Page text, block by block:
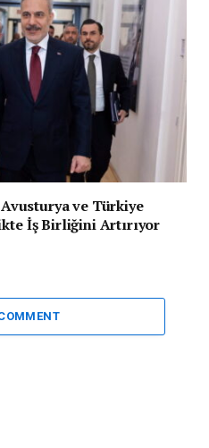
ve Türkiye
İş Birliğini Artırıyor